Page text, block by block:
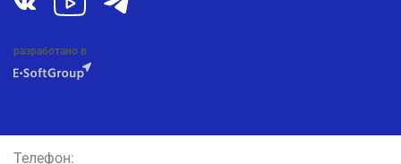
разработано в
Телефон: